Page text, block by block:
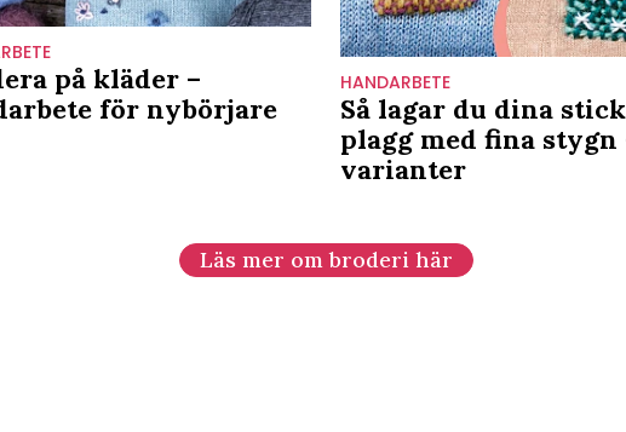
på kläder –
för nybörjare
HANDARBETE
Så lagar du dina
plagg med fina stygn
varianter
Läs mer om broderi här